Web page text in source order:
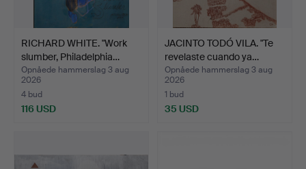
RICHARD WHITE. "Work
slumber, Philadelphia…
Opnåede hammerslag 3 aug
2026
4 bud
116 USD
JACINTO TODÓ VILA. "Te
revelaste cuando ya…
Opnåede hammerslag 3 aug
2026
1 bud
35 USD